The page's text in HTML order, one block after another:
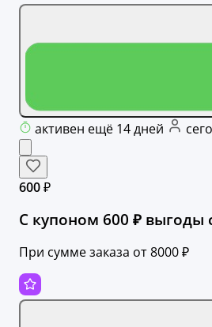
активен ещё 14 дней
600 ₽
С купоном 600 ₽ выгоды
При сумме заказа от 8000 ₽